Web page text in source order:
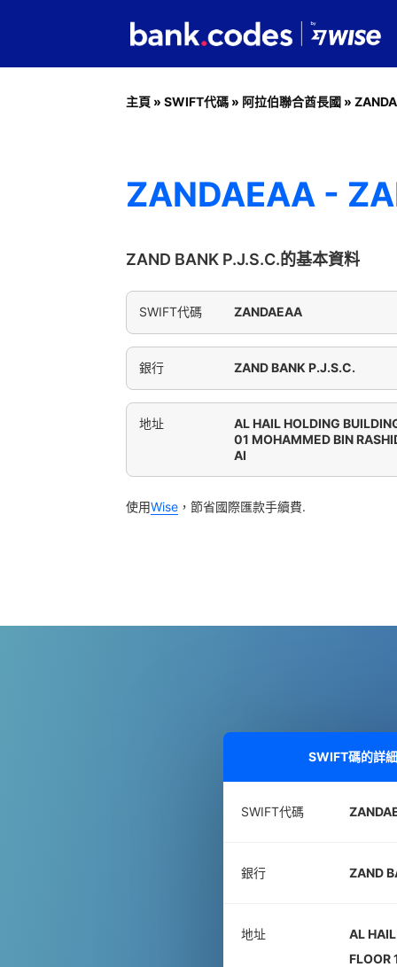
主頁 » SWIFT代碼 » 阿拉伯聯合酋長國 »
ZANDAEAA -
ZAND BANK P.J.S.C.的基本資料
SWIFT代碼 ZANDAEAA
銀行 ZAND BANK P.J.S.C.
地址
AL HAIL HOLDING
01 MOHAMMED BIN
AI
使用Wise ，節省國際匯款手續費.
SWIFT碼的詳
SWIFT代碼
銀行 ZAND
地址
AL
FLOOR